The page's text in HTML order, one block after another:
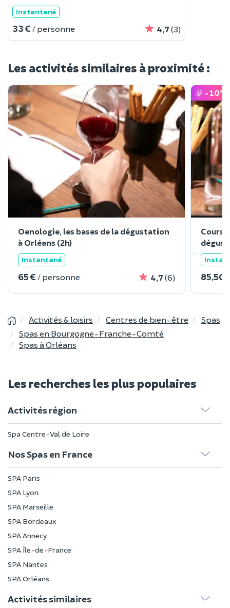
Instantané
33 € / personne 4,7 (3)
Les activités similaires à proximité :
Oenologie, les bases de la dégustation
à Orléans (2h)
Instantané
65 € / personne 4,7 (6)
-10%
Cours
85,50
Activités & loisirs Centres de bien-être
Spas
Spas en Bourgogne-Franche-Comté
Spas à Orléans
Les recherches les plus populaires
Activités région
Spa Centre-Val de Loire
Nos Spas en France
SPA Paris
SPA Lyon
SPA Marseille
SPA Bordeaux
SPA Annecy
SPA Île-de-France
SPA Nantes
SPA Orléans
Activités similaires